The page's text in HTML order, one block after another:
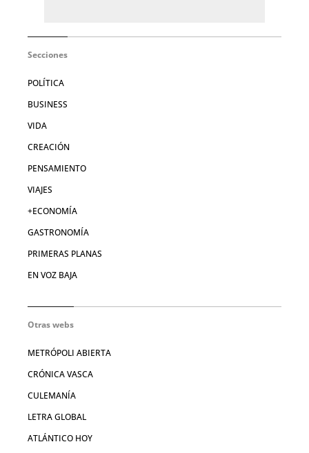
Secciones
POLÍTICA
BUSINESS
VIDA
CREACIÓN
PENSAMIENTO
VIAJES
+ECONOMÍA
GASTRONOMÍA
PRIMERAS PLANAS
EN VOZ BAJA
Otras webs
METRÓPOLI ABIERTA
CRÓNICA VASCA
CULEMANÍA
LETRA GLOBAL
ATLÁNTICO HOY